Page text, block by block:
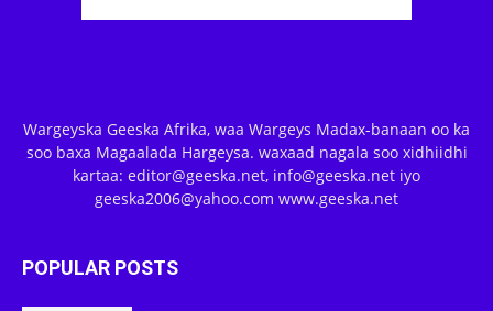
Wargeyska Geeska Afrika, waa Wargeys Madax-banaan oo ka
soo baxa Magaalada Hargeysa. waxaad nagala soo xidhiidhi
kartaa: editor@geeska.net, info@geeska.net iyo
geeska2006@yahoo.com www.geeska.net
POPULAR POSTS